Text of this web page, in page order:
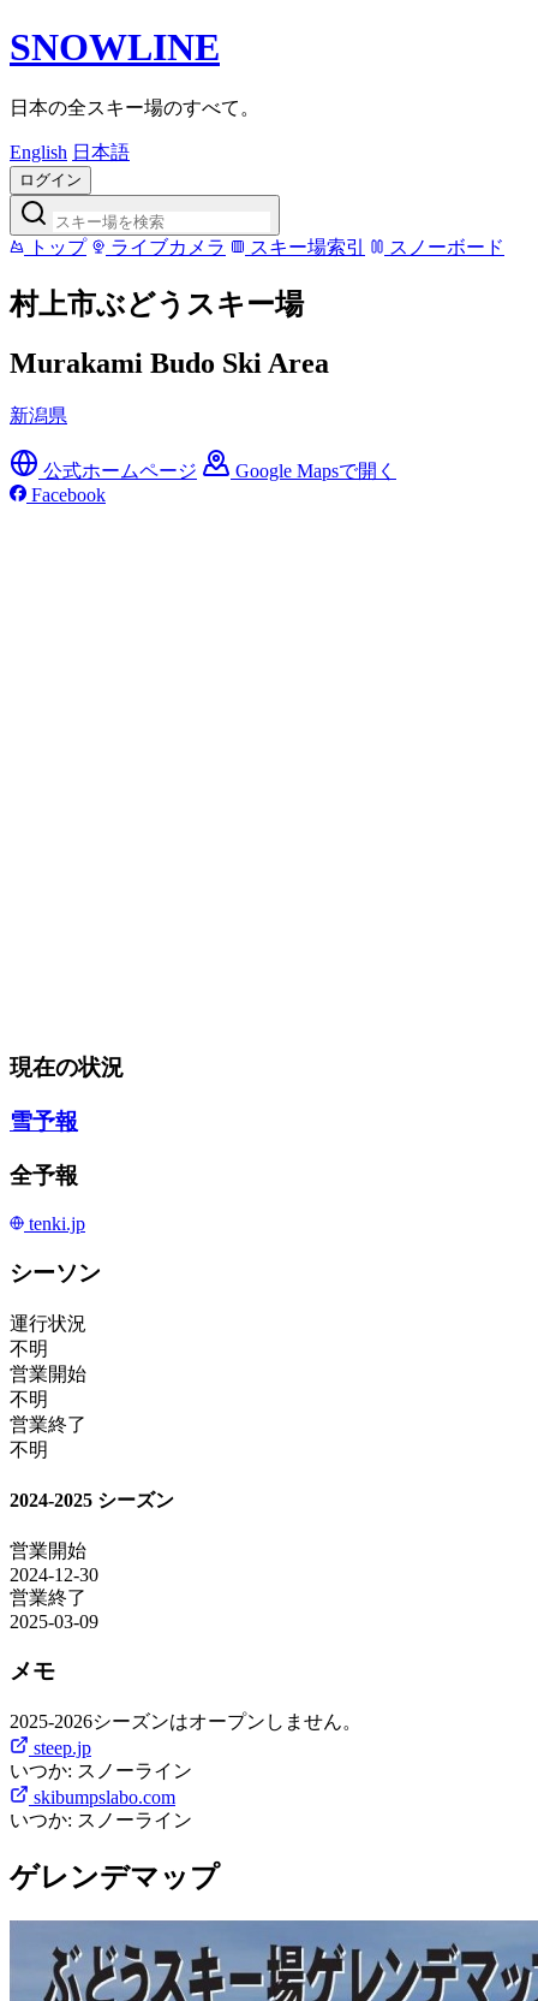
SNOWLINE
日本の全スキー場のすべて。
English 日本語
ログイン
トップ ライブカメラ スキー場索引 スノーボード
村上市ぶどうスキー場
Murakami Budo Ski Area
新潟県
公式ホームページ
Google Mapsで開く
Facebook
現在の状況
雪予報
全予報
tenki.jp
シーソン
運行状況
不明
営業開始
不明
営業終了
不明
2024-2025 シーズン
営業開始
2024-12-30
営業終了
2025-03-09
メモ
2025-2026シーズンはオープンしません。
steep.jp
いつか: スノーライン
skibumpslabo.com
いつか: スノーライン
ゲレンデマップ